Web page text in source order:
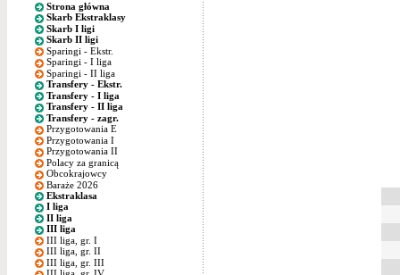
Strona główna
Skarb Ekstraklasy
Skarb I ligi
Skarb II ligi
Sparingi - Ekstr.
Sparingi - I liga
Sparingi - II liga
Transfery - Ekstr.
Transfery - I liga
Transfery - II liga
Transfery - zagr.
Przygotowania E
Przygotowania I
Przygotowania II
Polacy za granicą
Obcokrajowcy
Baraże 2026
Ekstraklasa
I liga
II liga
III liga
III liga, gr. I
III liga, gr. II
III liga, gr. III